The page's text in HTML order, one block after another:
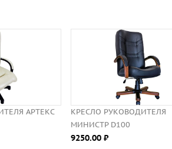
КРЕСЛО РУКОВОДИТЕЛЯ
МИНИСТР D100
9250.00 ⃏